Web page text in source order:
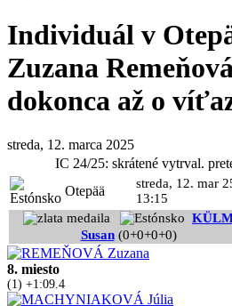
Individuál v
Zuzana
dokonca až o
streda, 12. marca 2025
IC 24/25: skrátené vytrval.
Otepää
streda, 12. mar
13:15
Susan(0+0+0+0)
8. miesto
(1) +1:09.4